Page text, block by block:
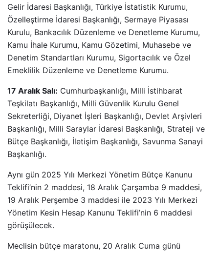
Gelir İdaresi Başkanlığı, Türkiye İstatistik Kurumu,
Özelleştirme İdaresi Başkanlığı, Sermaye Piyasası
Kurulu, Bankacılık Düzenleme ve Denetleme Kurumu,
Kamu İhale Kurumu, Kamu Gözetimi, Muhasebe ve
Denetim Standartları Kurumu, Sigortacılık ve Özel
Emeklilik Düzenleme ve Denetleme Kurumu.
17 Aralık Salı: Cumhurbaşkanlığı, Milli İstihbarat
Teşkilatı Başkanlığı, Milli Güvenlik Kurulu Genel
Sekreterliği, Diyanet İşleri Başkanlığı, Devlet Arşivleri
Başkanlığı, Milli Saraylar İdaresi Başkanlığı, Strateji ve
Bütçe Başkanlığı, İletişim Başkanlığı, Savunma Sanayi
Başkanlığı.
Aynı gün 2025 Yılı Merkezi Yönetim Bütçe Kanunu
Teklifi’nin 2 maddesi, 18 Aralık Çarşamba 9 maddesi,
19 Aralık Perşembe 3 maddesi ile 2023 Yılı Merkezi
Yönetim Kesin Hesap Kanunu Teklifi’nin 6 maddesi
görüşülecek.
Meclisin bütçe maratonu, 20 Aralık Cuma günü